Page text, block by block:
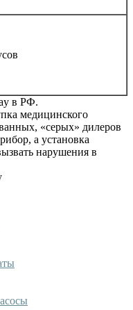
в РФ.
медицинского
«серых» дилеров
а установка
нарушения в